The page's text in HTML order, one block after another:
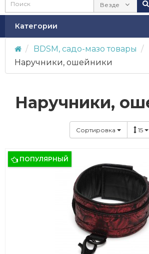
Везде
Категории
BDSM, садо-мазо товары
Наручники, ошейники
Наручники,
Сортировка 15
ПОПУЛЯРНЫЙ